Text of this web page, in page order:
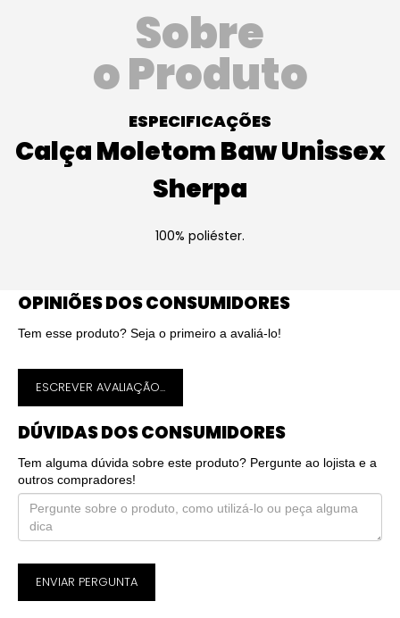
Sobre
o Produto
ESPECIFICAÇÕES
Calça Moletom Baw Unissex
Sherpa
100% poliéster.
OPINIÕES DOS CONSUMIDORES
Tem esse produto? Seja o primeiro a avaliá-lo!
ESCREVER AVALIAÇÃO...
DÚVIDAS DOS CONSUMIDORES
Tem alguma dúvida sobre este produto? Pergunte ao lojista e a
outros compradores!
ENVIAR PERGUNTA